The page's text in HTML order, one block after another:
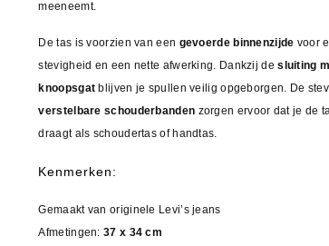
meeneemt.
De tas is voorzien van een gevoerde binnenzijde voor
stevigheid en een nette afwerking. Dankzij desluiting
knoopsgat blijven je spullen veilig opgeborgen. De
verstelbare schouderbanden zorgen ervoor dat je de
draagt als schoudertas of handtas.
Kenmerken:
Gemaakt van originele Levi’s jeans
Afmetingen:37 x 34 cm